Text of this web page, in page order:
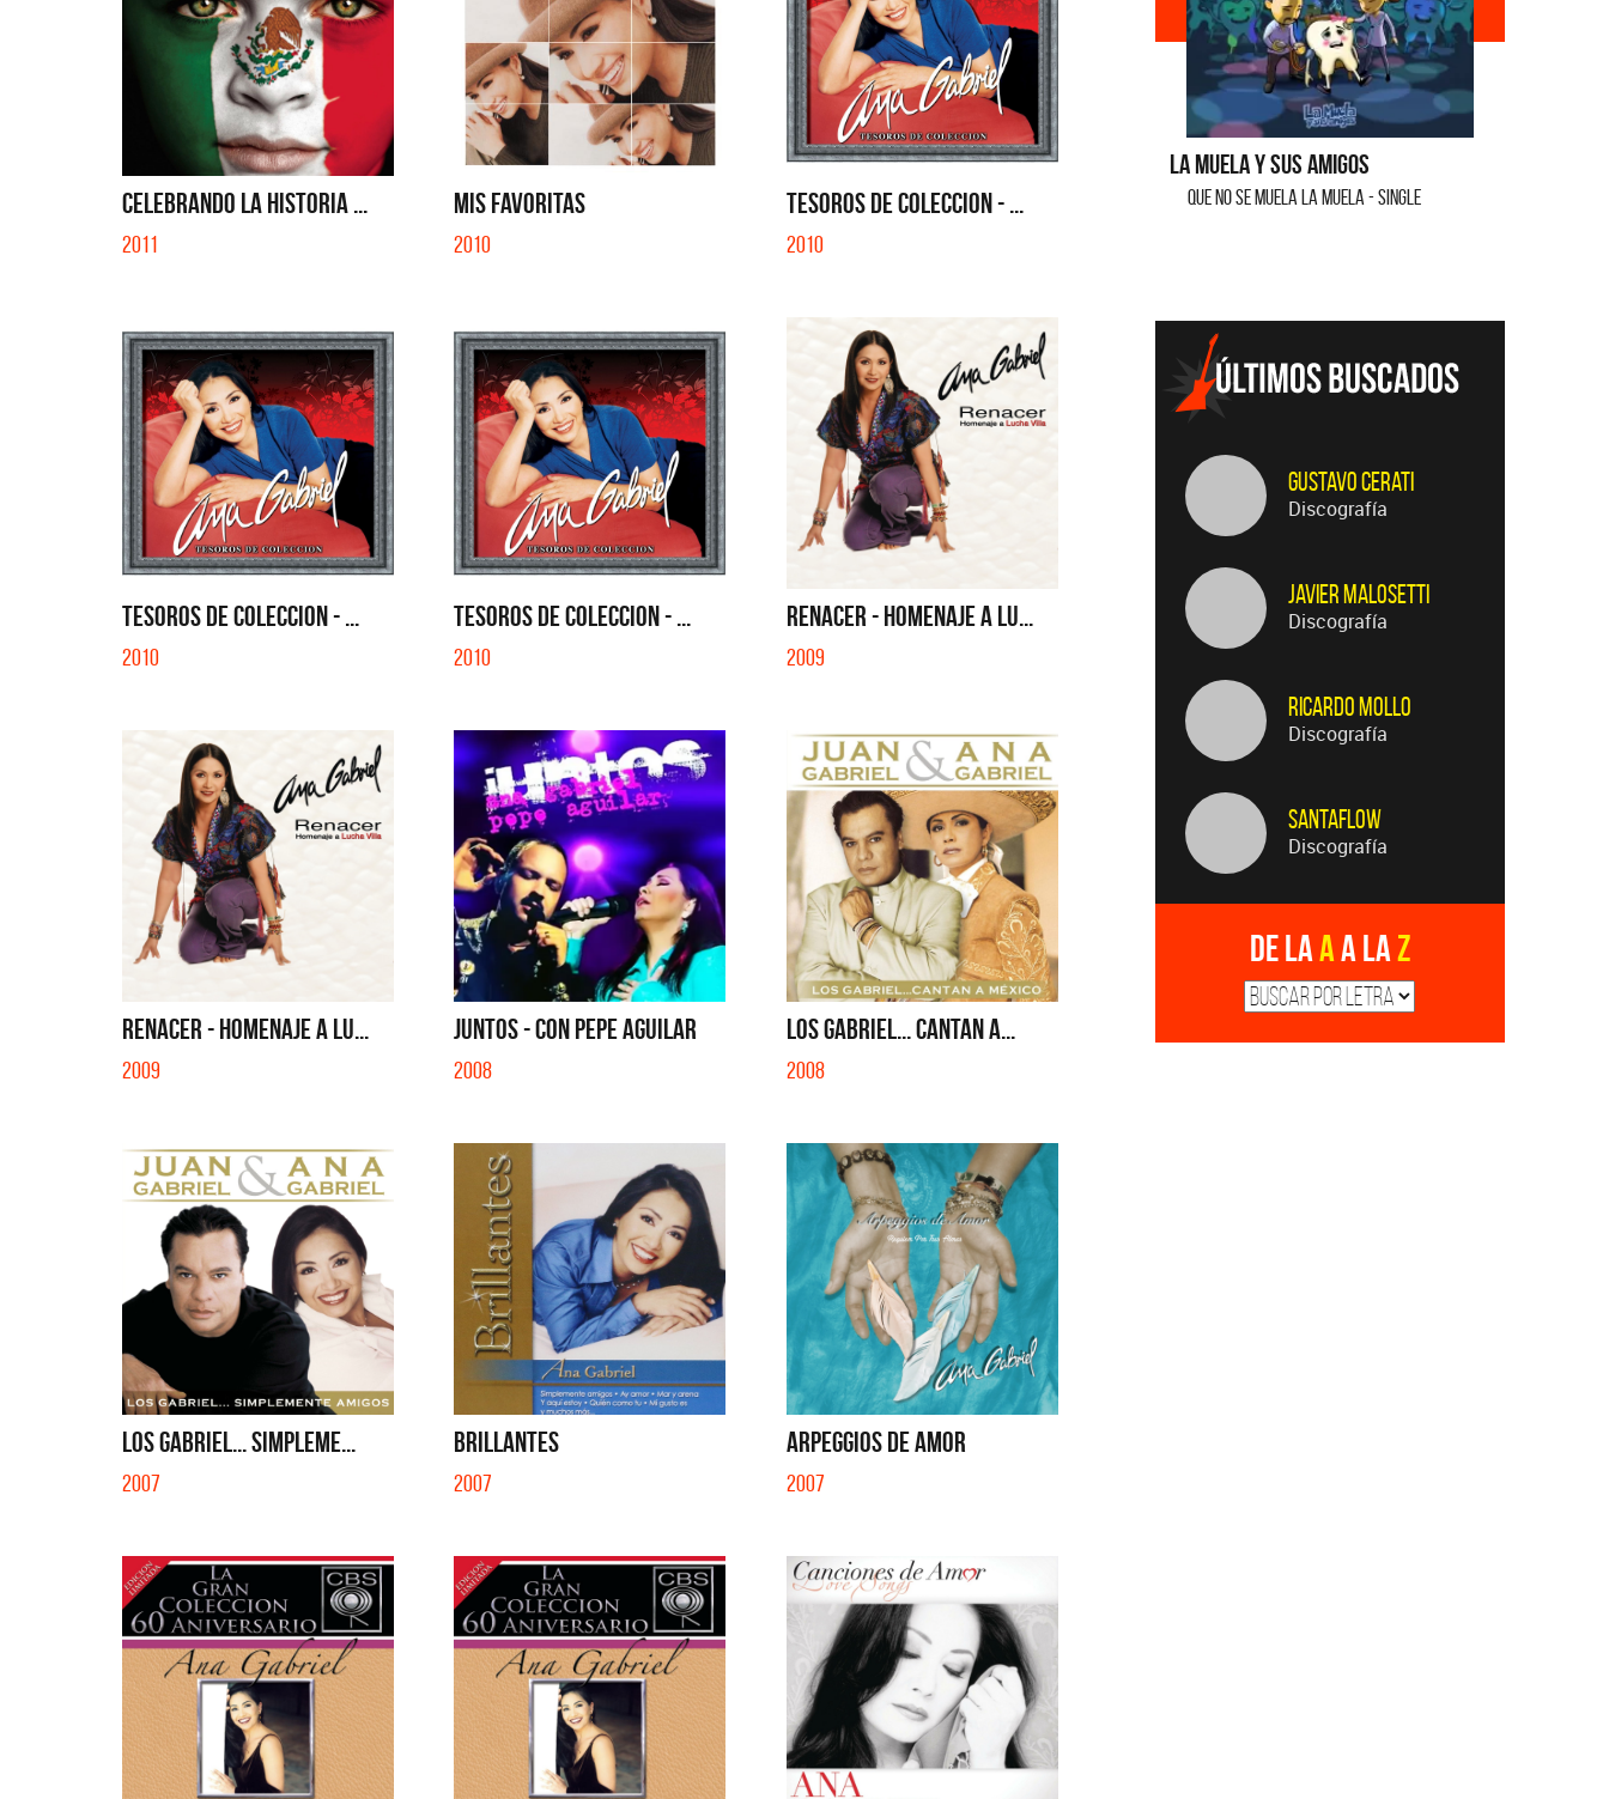
CELEBRANDO LA HISTORIA ...
2011
MIS FAVORITAS
2010
TESOROS DE COLECCION - ...
2010
TESOROS DE COLECCION - ...
2010
TESOROS DE COLECCION - ...
2010
RENACER - HOMENAJE A LU...
2009
RENACER - HOMENAJE A LU...
2009
JUNTOS - CON PEPE AGUILAR
2008
LOS GABRIEL... CANTAN A...
2008
LOS GABRIEL... SIMPLEME...
2007
BRILLANTES
2007
ARPEGGIOS DE AMOR
2007
Benito Cerati
EN EL CIBER (LADO BE) - EP
La Muela y Sus Amigos
QUE NO SE MUELA LA MUELA - SINGLE
La Muela y Sus Amigos
QUE NO SE MUELA LA MUELA - SINGLE
Gustavo Cerati
Discografía
Javier Malosetti
Discografía
Ricardo Mollo
Discografía
Santaflow
Discografía
De laAa laZ